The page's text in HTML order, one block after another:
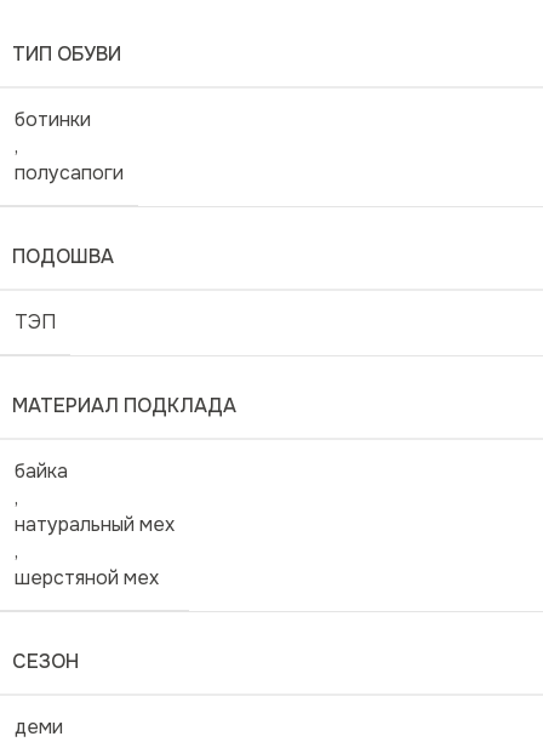
ТИП ОБУВИ
ботинки
,
полусапоги
ПОДОШВА
ТЭП
МАТЕРИАЛ ПОДКЛАДА
байка
,
натуральный мех
,
шерстяной мех
СЕЗОН
деми